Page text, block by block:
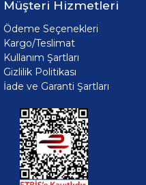
Müşteri Hizmetleri
Ödeme Seçenekleri
Kargo/Teslimat
Kullanım Şartları
Gizlilik Politikası
İade ve Garanti Şartları